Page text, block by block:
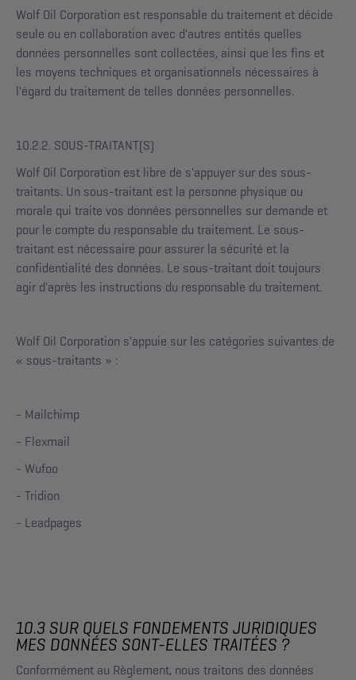
Wolf Oil Corporation est responsable du traitement et décide
seule ou en collaboration avec d'autres entités quelles
données personnelles sont collectées, ainsi que les fins et
les moyens techniques et organisationnels nécessaires à
l'égard du traitement de telles données personnelles.
10.2.2. SOUS-TRAITANT(S)
Wolf Oil Corporation est libre de s'appuyer sur des sous-
traitants. Un sous-traitant est la personne physique ou
morale qui traite vos données personnelles sur demande et
pour le compte du responsable du traitement. Le sous-
traitant est nécessaire pour assurer la sécurité et la
confidentialité des données. Le sous-traitant doit toujours
agir d'après les instructions du responsable du traitement.
Wolf Oil Corporation s'appuie sur les catégories suivantes de
« sous-traitants » :
- Mailchimp
- Flexmail
- Wufoo
- Tridion
- Leadpages
10.3 SUR QUELS FONDEMENTS JURIDIQUES
MES DONNÉES SONT-ELLES TRAITÉES ?
Conformément au Règlement, nous traitons des données